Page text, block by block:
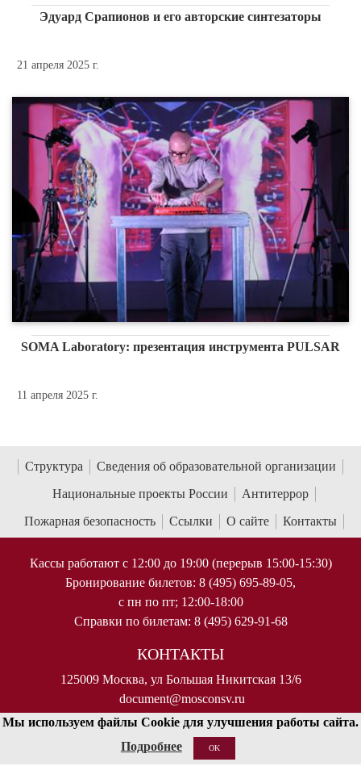
Эдуард Срапионов и его авторские синтезаторы
21 апреля 2025 г.
SOMA Laboratory: презентация инструмента PULSAR
11 апреля 2025 г.
Структура
Сведения об образовательной организации
Национальные проекты России
Антитеррор
Пожарная безопасность
Ссылки О сайте Контакты
Кассы работают с 12:00 до 19:00 (перерыв 15:00-15:30)
Бронирование билетов: 8 (495) 695-89-05,
с пн по пт; 12:00-18:00
Справки по билетам: 8 (495) 629-91-68
КОНТАКТЫ
125009 Москва, ул Большая Никитская 13/6
document@mosconsv.ru
+7 495 629-20-60 (только по ВУЗу)
Мы используем файлы Cookie для улучшения работы сайта.
Подробнее
OK